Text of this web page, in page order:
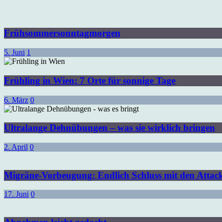
Frühsommersonntagmorgen
5. Juni 1
Frühling in Wien: 7 Orte für sonnige Tage
6. März 0
Ultralange Dehnübungen – was sie wirklich bringen
2. April 0
Migräne-Vorbeugung: Endlich Schluss mit den
17. Juni 0